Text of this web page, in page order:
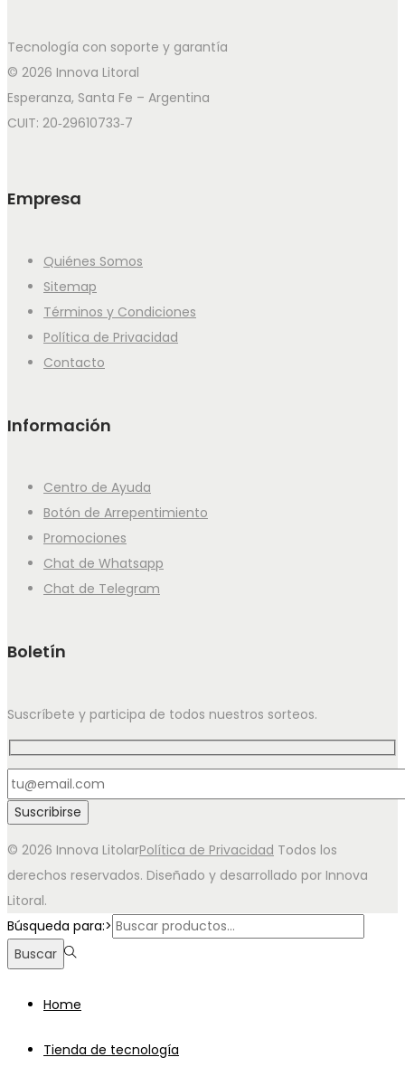
Tecnología con soporte y garantía
© 2026 Innova Litoral
Esperanza, Santa Fe – Argentina
CUIT: 20‑29610733‑7
Empresa
Quiénes Somos
Sitemap
Términos y Condiciones
Política de Privacidad
Contacto
Información
Centro de Ayuda
Botón de Arrepentimiento
Promociones
Chat de Whatsapp
Chat de Telegram
Boletín
Suscríbete y participa de todos nuestros sorteos.
© 2026 Innova LitolarPolítica de Privacidad Todos los
derechos reservados. Diseñado y desarrollado por Innova
Litoral.
Búsqueda para:>
Buscar
Home
Tienda de tecnología